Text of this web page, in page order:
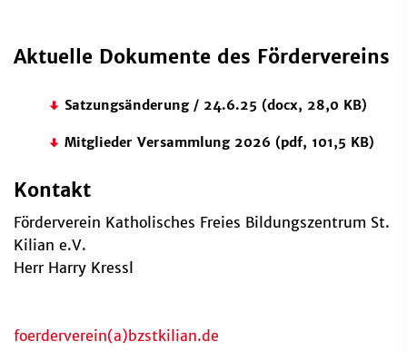
Aktuelle Dokumente des Fördervereins
Satzungsänderung / 24.6.25 (docx, 28,0 KB)
Mitglieder Versammlung 2026 (pdf, 101,5 KB)
Kontakt
Förderverein Katholisches Freies Bildungszentrum St.
Kilian e.V.
Herr Harry Kressl
foerderverein(a)bzstkilian.de